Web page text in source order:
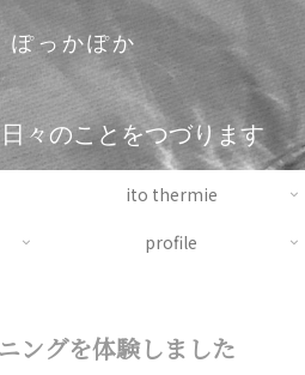
ぽっかぽか
々のことをつづります
ito thermie
profile
ングを体験しました